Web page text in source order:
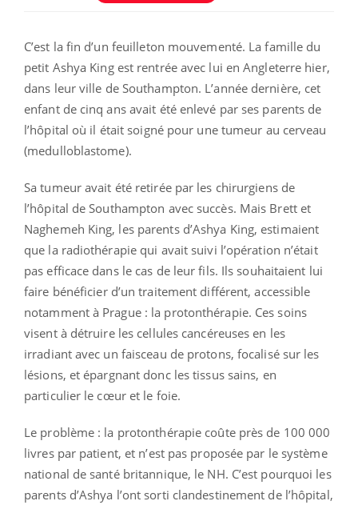
C’est la fin d’un feuilleton mouvementé. La famille du
petit Ashya King est rentrée avec lui en Angleterre hier,
dans leur ville de Southampton. L’année dernière, cet
enfant de cinq ans avait été enlevé par ses parents de
l’hôpital où il était soigné pour une tumeur au cerveau
(medulloblastome).
Sa tumeur avait été retirée par les chirurgiens de
l’hôpital de Southampton avec succès. Mais Brett et
Naghemeh King, les parents d’Ashya King, estimaient
que la radiothérapie qui avait suivi l’opération n’était
pas efficace dans le cas de leur fils. Ils souhaitaient lui
faire bénéficier d’un traitement différent, accessible
notamment à Prague : la protonthérapie. Ces soins
visent à détruire les cellules cancéreuses en les
irradiant avec un faisceau de protons, focalisé sur les
lésions, et épargnant donc les tissus sains, en
particulier le cœur et le foie.
Le problème : la protonthérapie coûte près de 100 000
livres par patient, et n’est pas proposée par le système
national de santé britannique, le NH. C’est pourquoi les
parents d’Ashya l’ont sorti clandestinement de l’hôpital,